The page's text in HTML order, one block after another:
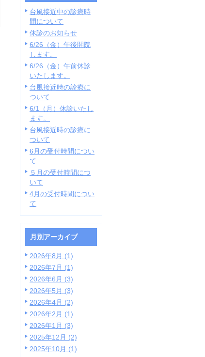
台風接近中の診療時
間について
休診のお知らせ
6/26（金）午後開院
します。
6/26（金）午前休診
いたします。
台風接近時の診療に
ついて
6/1（月）休診いたし
ます。
台風接近時の診療に
ついて
6月の受付時間につい
て
５月の受付時間につ
いて
4月の受付時間につい
て
月別アーカイブ
2026年8月 (1)
2026年7月 (1)
2026年6月 (3)
2026年5月 (3)
2026年4月 (2)
2026年2月 (1)
2026年1月 (3)
2025年12月 (2)
2025年10月 (1)